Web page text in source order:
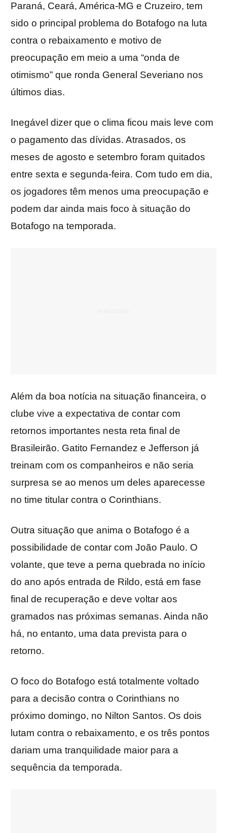
Paraná, Ceará, América-MG e Cruzeiro, tem
sido o principal problema do Botafogo na luta
contra o rebaixamento e motivo de
preocupação em meio a uma “onda de
otimismo” que ronda General Severiano nos
últimos dias.
Inegável dizer que o clima ficou mais leve com
o pagamento das dívidas. Atrasados, os
meses de agosto e setembro foram quitados
entre sexta e segunda-feira. Com tudo em dia,
os jogadores têm menos uma preocupação e
podem dar ainda mais foco à situação do
Botafogo na temporada.
Além da boa notícia na situação financeira, o
clube vive a expectativa de contar com
retornos importantes nesta reta final de
Brasileirão. Gatito Fernandez e Jefferson já
treinam com os companheiros e não seria
surpresa se ao menos um deles aparecesse
no time titular contra o Corinthians.
Outra situação que anima o Botafogo é a
possibilidade de contar com João Paulo. O
volante, que teve a perna quebrada no início
do ano após entrada de Rildo, está em fase
final de recuperação e deve voltar aos
gramados nas próximas semanas. Ainda não
há, no entanto, uma data prevista para o
retorno.
O foco do Botafogo está totalmente voltado
para a decisão contra o Corinthians no
próximo domingo, no Nilton Santos. Os dois
lutam contra o rebaixamento, e os três pontos
dariam uma tranquilidade maior para a
sequência da temporada.